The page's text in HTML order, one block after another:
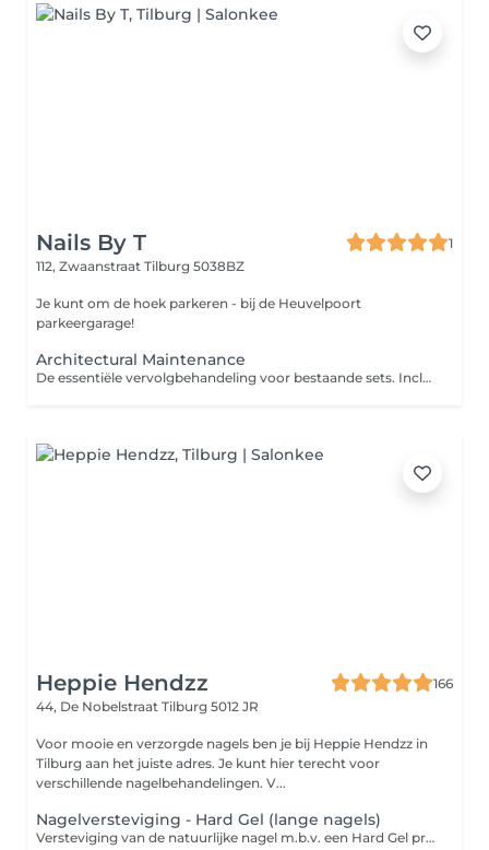
Nails By T
1
112, Zwaanstraat Tilburg 5038BZ
Je kunt om de hoek parkeren - bij de Heuvelpoort
parkeergarage!
Architectural Maintenance
De essentiële vervolgbehandeling voor bestaande sets. Inclusief het gecontroleerd uitdunnen van oud materiaal, het verfijnen van uitgroei en het herstellen van de structurele apex voor blijvende veiligheid en schoonheid. De basisservice omvat een doorzichtige, milky of glinsterende topcoat. The essential follow-up for existing sets. Consists of controlled de-bulking of old material, refining outgrowth, and resetting the structural apex for continued safety and beauty. The base service includes clear, milky or glitter top coat.
Heppie Hendzz
166
44, De Nobelstraat Tilburg 5012 JR
Voor mooie en verzorgde nagels ben je bij Heppie Hendzz in
Tilburg aan het juiste adres. Je kunt hier terecht voor
verschillende nagelbehandelingen. V...
Nagelversteviging - Hard Gel (lange nagels)
Versteviging van de natuurlijke nagel m.b.v. een Hard Gel produkt. Speciaal voor de dames met lange natuurlijke nagels die extra stevigheid willen. Deze behandeling is ook geschikt voor de dames met korte nagels die net iets te zwak zijn BIAB. De behandeling wordt afgesloten met nagelriemolie en handlotion.